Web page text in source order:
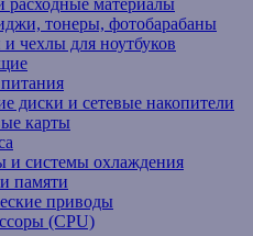
расходные материалы
тонеры, фотобарабаны
чехлы для ноутбуков
диски и сетевые накопители
карты
и системы охлаждения
памяти
приводы
(CPU)